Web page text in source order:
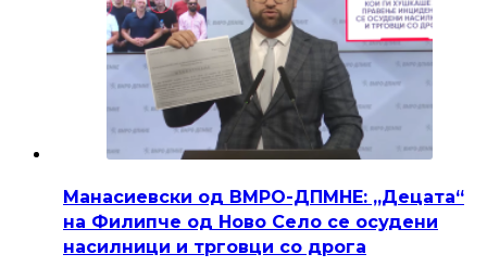
Манасиевски од ВМРО-ДПМНЕ: „Децата“
на Филипче од Ново Село се осудени
насилници и трговци со дрога